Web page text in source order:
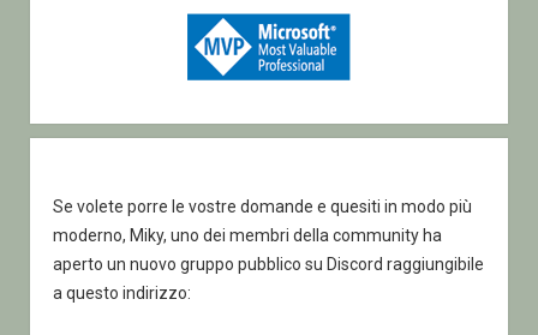
Se volete porre le vostre domande e quesiti in modo più
moderno, Miky, uno dei membri della community ha
aperto un nuovo gruppo pubblico su Discord raggiungibile
a questo indirizzo: